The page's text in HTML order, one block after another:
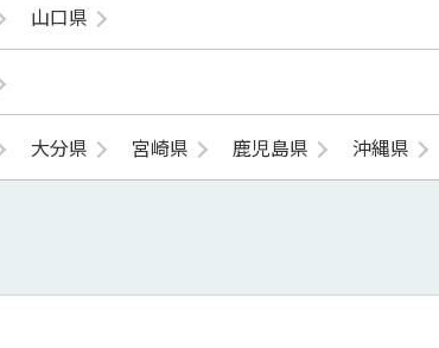
山口県
大分県 宮崎県 鹿児島県 沖縄県